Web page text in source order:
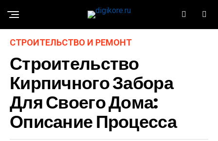
СТРОИТЕЛЬСТВО И РЕМОНТ
Строительство
Кирпичного Забора
Для Своего Дома:
Описание Процесса